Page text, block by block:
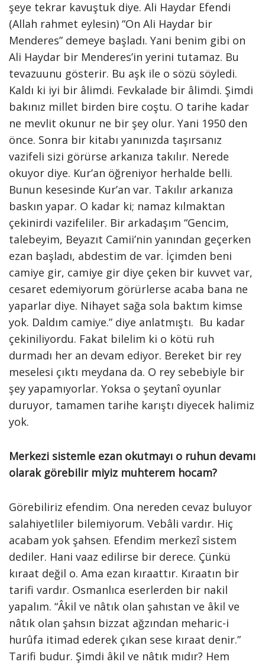
şeye tekrar kavuştuk diye. Ali Haydar Efendi
(Allah rahmet eylesin) “On Ali Haydar bir
Menderes” demeye başladı. Yani benim gibi on
Ali Haydar bir Menderes’in yerini tutamaz. Bu
tevazuunu gösterir. Bu aşk ile o sözü söyledi.
Kaldı ki iyi bir âlimdi. Fevkalade bir âlimdi. Şimdi
bakınız millet birden bire coştu. O tarihe kadar
ne mevlit okunur ne bir şey olur. Yani 1950 den
önce. Sonra bir kitabı yanınızda taşırsanız
vazifeli sizi görürse arkanıza takılır. Nerede
okuyor diye. Kur’an öğreniyor herhalde belli.
Bunun kesesinde Kur’an var. Takılır arkanıza
baskın yapar. O kadar ki; namaz kılmaktan
çekinirdi vazifeliler. Bir arkadaşım “Gencim,
talebeyim, Beyazıt Camii’nin yanından geçerken
ezan başladı, abdestim de var. İçimden beni
camiye gir, camiye gir diye çeken bir kuvvet var,
cesaret edemiyorum görürlerse acaba bana ne
yaparlar diye. Nihayet sağa sola baktım kimse
yok. Daldım camiye.” diye anlatmıştı. Bu kadar
çekiniliyordu. Fakat bilelim ki o kötü ruh
durmadı her an devam ediyor. Bereket bir rey
meselesi çıktı meydana da. O rey sebebiyle bir
şey yapamıyorlar. Yoksa o şeytanî oyunlar
duruyor, tamamen tarihe karıştı diyecek halimiz
yok.
Merkezi sistemle ezan okutmayı o ruhun devamı
olarak görebilir miyiz muhterem hocam?
Görebiliriz efendim. Ona nereden cevaz buluyor
salahiyetliler bilemiyorum. Vebâli vardır. Hiç
acabam yok şahsen. Efendim merkezî sistem
dediler. Hani vaaz edilirse bir derece. Çünkü
kıraat değil o. Ama ezan kıraattır. Kıraatın bir
tarifi vardır. Osmanlıca eserlerden bir nakil
yapalım. “Âkil ve nâtık olan şahıstan ve âkil ve
nâtık olan şahsın bizzat ağzından meharic-i
hurûfa itimad ederek çıkan sese kıraat denir.”
Tarifi budur. Şimdi âkil ve nâtık mıdır? Hem